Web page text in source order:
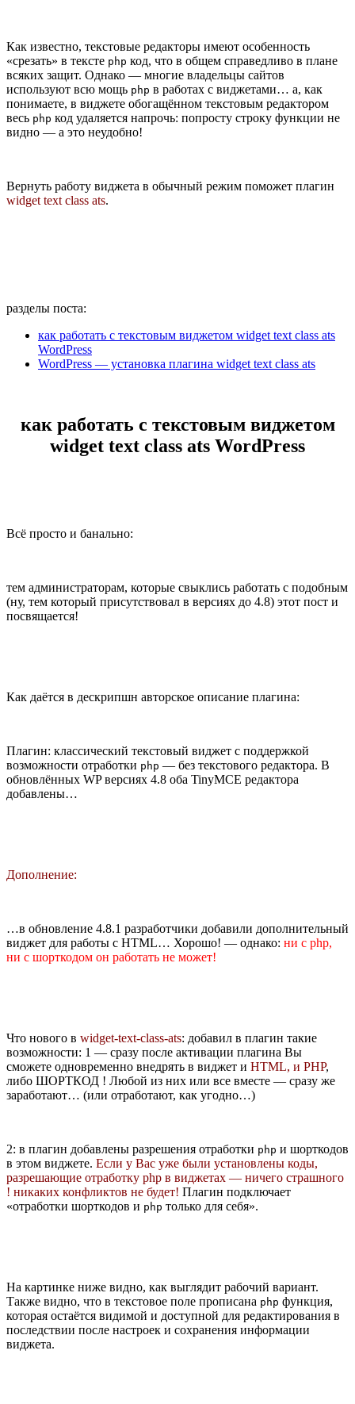
Как известно, текстовые редакторы имеют особенность
«срезать» в тексте php код, что в общем справедливо в плане
всяких защит. Однако — многие владельцы сайтов
используют всю мощь php в работах с виджетами… а, как
понимаете, в виджете обогащённом текстовым редактором
весь php код удаляется напрочь: попросту строку функции не
видно — а это неудобно!
Вернуть работу виджета в обычный режим поможет плагин
widget text class ats.
разделы поста:
как работать с текстовым виджетом widget text class ats
WordPress
WordPress — установка плагина widget text class ats
как работать с текстовым виджетом
widget text class ats WordPress
Всё просто и банально:
тем администраторам, которые свыклись работать с подобным
(ну, тем который присутствовал в версиях до 4.8) этот пост и
посвящается!
Как даётся в дескрипшн авторское описание плагина:
Плагин: классический текстовый виджет с поддержкой
возможности отработки php — без текстового редактора. В
обновлённых WP версиях 4.8 оба TinyMCE редактора
добавлены…
Дополнение:
…в обновление 4.8.1 разработчики добавили дополнительный
виджет для работы с HTML… Хорошо! — однако: ни c php,
ни c шорткодом он работать не может!
Что нового в widget-text-class-ats: добавил в плагин такие
возможности: 1 — сразу после активации плагина Вы
сможете одновременно внедрять в виджет и HTML, и PHP,
либо ШОРТКОД ! Любой из них или все вместе — сразу же
заработают… (или отработают, как угодно…)
2: в плагин добавлены разрешения отработки php и шорткодов
в этом виджете. Если у Вас уже были установлены коды,
разрешающие отработку php в виджетах — ничего страшного
! никаких конфликтов не будет! Плагин подключает
«отработки шорткодов и php только для себя».
На картинке ниже видно, как выглядит рабочий вариант.
Также видно, что в текстовое поле прописана php функция,
которая остаётся видимой и доступной для редактирования в
последствии после настроек и сохранения информации
виджета.